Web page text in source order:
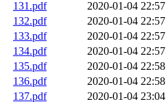
131.pdf
2020-01-04 22:57
132.pdf
2020-01-04 22:57
133.pdf
2020-01-04 22:57
134.pdf
2020-01-04 22:57
135.pdf
2020-01-04 22:58
136.pdf
2020-01-04 22:58
137.pdf
2020-01-04 23:04